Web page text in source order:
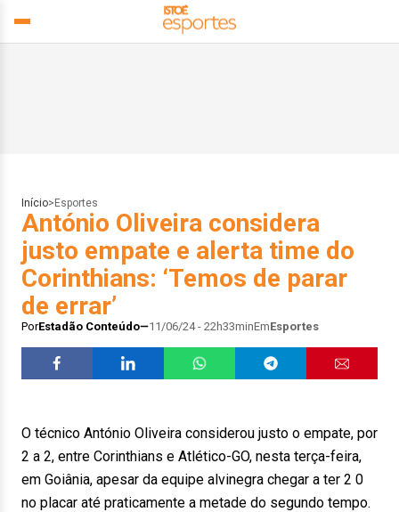
Início> Esportes
António Oliveira considera
justo empate e alerta time do
Corinthians: ‘Temos de parar
de errar’
PorEstadão Conteúdo 11/06/24 - 22h33minEmEsportes
O técnico António Oliveira considerou justo o empate, por
2 a 2, entre Corinthians e Atlético-GO, nesta terça-feira,
em Goiânia, apesar da equipe alvinegra chegar a ter 2 0
no placar até praticamente a metade do segundo tempo.